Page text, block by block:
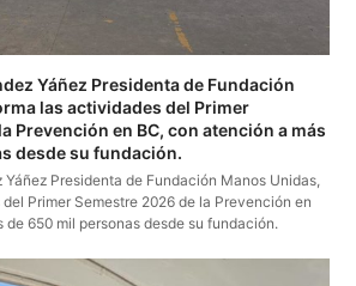
Yáñez Presidenta de Fundación
las actividades del Primer
Prevención en BC, con atención a más
desde su fundación.
Presidenta de Fundación Manos Unidas,
Primer Semestre 2026 de la Prevención en
de 650 mil personas desde su fundación.